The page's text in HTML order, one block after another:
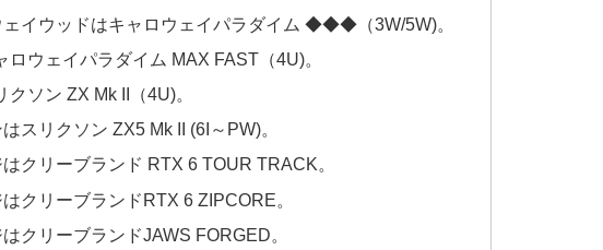
ェイウッドはキャロウェイパラダイム ◆◆◆（3W/5W)。
ロウェイパラダイム MAX FAST（4U)。
クソン ZX Mk II（4U)。
スリクソン ZX5 Mk II (6I～PW)。
クリーブランド RTX 6 TOUR TRACK。
クリーブランドRTX 6 ZIPCORE。
クリーブランドJAWS FORGED。